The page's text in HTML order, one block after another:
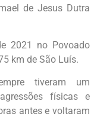
de Jesus Dutra
2021 no Povoado
km de São Luís.
tiveram um
físicas e
antes e voltaram